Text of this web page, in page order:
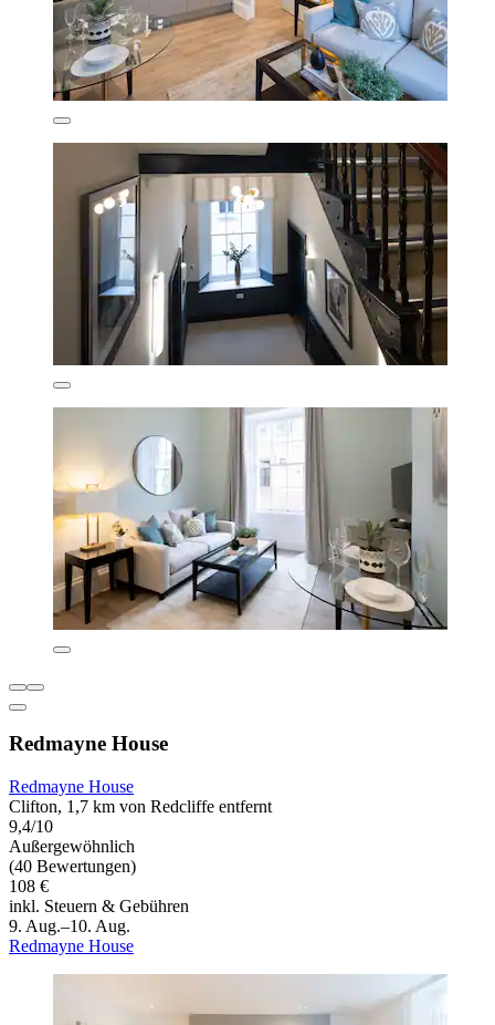
Redmayne House
Redmayne House
Clifton, 1,7 km von Redcliffe entfernt
9,4/10
Außergewöhnlich
(40 Bewertungen)
108 €
inkl. Steuern & Gebühren
9. Aug.–10. Aug.
Redmayne House